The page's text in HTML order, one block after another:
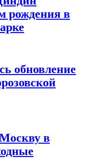
рождения в
обновление
в